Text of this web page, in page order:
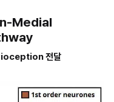
Medial
전달